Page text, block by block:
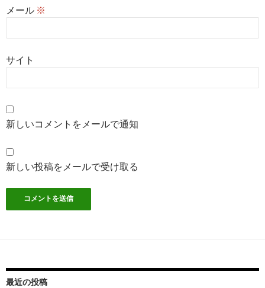
メール ※
サイト
新しいコメントをメールで通知
新しい投稿をメールで受け取る
最近の投稿